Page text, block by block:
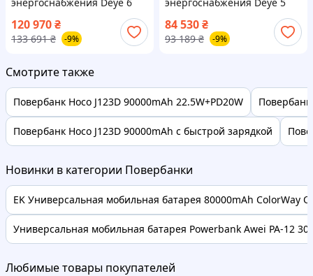
кВт + Deye 10.24 кВтг / SUN-
6K-SG03LP1-EU + 2 SE-G5.1
Pro-B / низьковольтний
120 970₴
133 691 ₴ -9%
кВт + Deye 5.12 кВтч / SUN-
5K-SG05LP1-EU + SE-F5 Pro-C
/ низковольтный
84 530₴
93 189 ₴ -9%
Смотрите также
Повербанк Hoco J123D 90000mAh 22.5W+PD20W
Повербанк Hoco J123D 90000mAh с быстрой зарядкой
Новинки в категории Повербанки
EK Универсальная мобильная батарея 80000mAh ColorWay
Универсальная мобильная батарея Powerbank Awei PA-12
Любимые товары покупателей